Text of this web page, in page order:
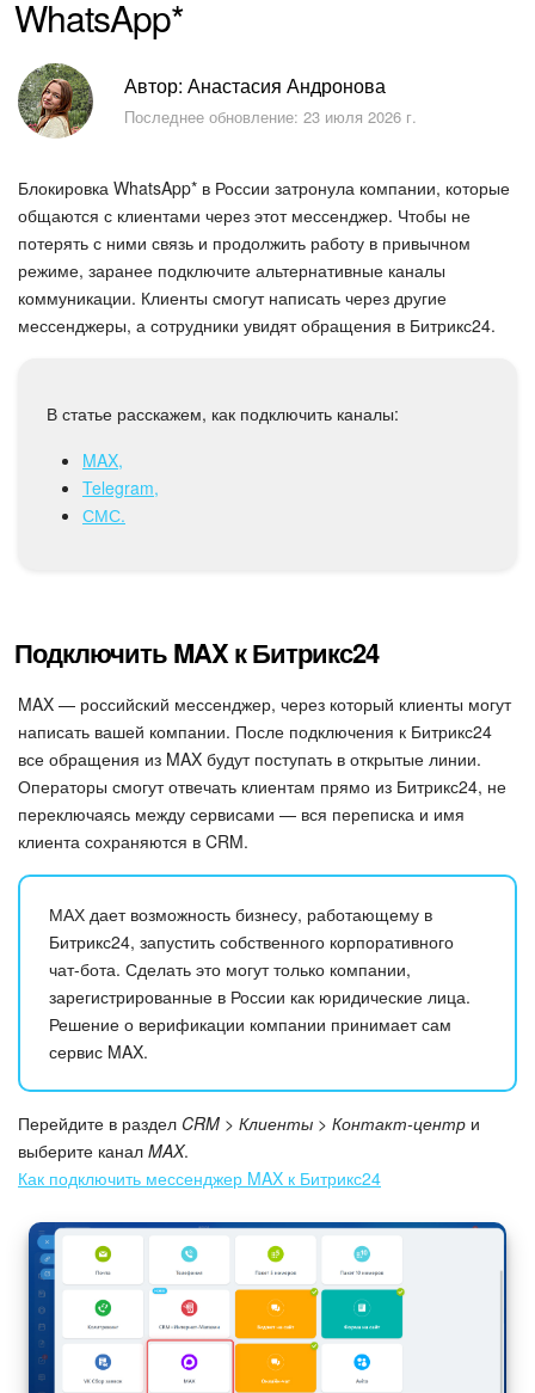
Безопасность в Битрикс24
Тарифы и оплата
С чего начать
AI в Битрикс24
Вайбкод
Лента Новостей
Проекты AI
Мессенджер
База знаний
Сайты
Интернет-магазин
Складской учет
CRM
Онлайн-запись
КЭДО
Подпись
Маркетинг
Центр продаж
Аналитика
BI Конструктор
WhatsApp*
Автор: Анастасия Андронова
Последнее обновление: 23 июля 2026 г.
Блокировка WhatsApp* в России затронула компании, которые
общаются с клиентами через этот мессенджер. Чтобы не
потерять с ними связь и продолжить работу в привычном
режиме, заранее подключите альтернативные каналы
коммуникации. Клиенты смогут написать через другие
мессенджеры, а сотрудники увидят обращения в Битрикс24.
В статье расскажем, как подключить каналы:
MAX,
Telegram,
СМС.
Подключить MAX к Битрикс24
MAX — российский мессенджер, через который клиенты могут
написать вашей компании. После подключения к Битрикс24
все обращения из MAX будут поступать в открытые линии.
Операторы смогут отвечать клиентам прямо из Битрикс24, не
переключаясь между сервисами — вся переписка и имя
клиента сохраняются в CRM.
МАХ дает возможность бизнесу, работающему в
Битрикс24, запустить собственного корпоративного
чат-бота. Сделать это могут только компании,
зарегистрированные в России как юридические лица.
Решение о верификации компании принимает сам
сервис MAX.
Перейдите в раздел CRM > Клиенты > Контакт-центр и
выберите канал MAX.
Как подключить мессенджер MAX к Битрикс24